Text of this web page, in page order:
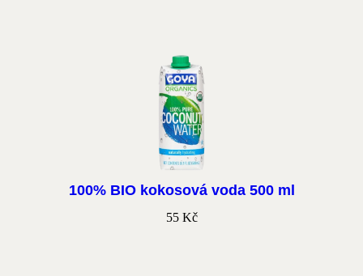
100% BIO kokosová voda 500 ml
55 Kč